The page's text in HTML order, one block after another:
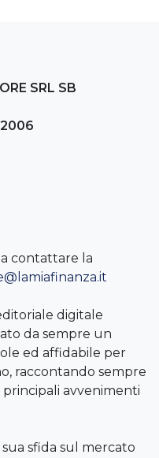
SRL SB
contattare la
digitale
da sempre un
ed affidabile per
raccontando sempre
principali avvenimenti
sfida sul mercato